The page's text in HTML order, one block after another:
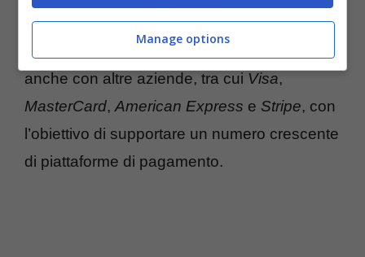
Nel frattempo, Facebook sta lavorando
anche con altre aziende, tra cui Visa,
MasterCard, American Express e Stripe, con
l’obiettivo di supportare un numero crescente
di piattaforme di pagamento.
Manage options